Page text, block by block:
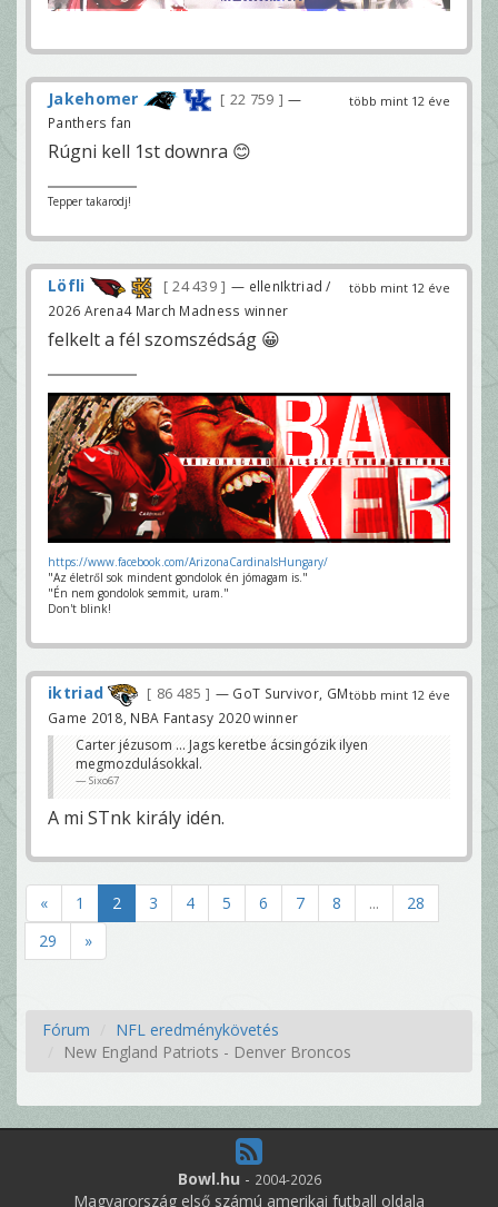
több mint 12 éve
Jakehomer 22 759
—
Panthers fan
Rúgni kell 1st downra 😊
Tepper takarodj!
több mint 12 éve
Löfli 24 439
— ellenIktriad /
2026 Arena4 March Madness winner
felkelt a fél szomszédság 😀
https://www.facebook.com/ArizonaCardinalsHungary/
"Az életről sok mindent gondolok én jómagam is."
"Én nem gondolok semmit, uram."
Don't blink!
több mint 12 éve
iktriad 86 485
— GoT Survivor, GM
Game 2018, NBA Fantasy 2020 winner
Carter jézusom ... Jags keretbe ácsingózik ilyen
megmozdulásokkal.
Sixo67
A mi STnk király idén.
« 1 2 3 4 5 6 7 8 ...
28
29
»
Fórum
NFL eredménykövetés
New England Patriots - Denver Broncos
Bowl.hu - 2004-2026
Magyarország első számú amerikai futball oldala